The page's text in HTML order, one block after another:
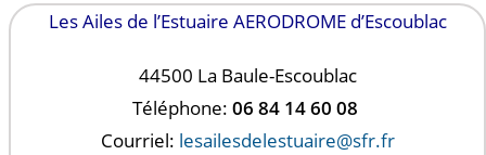
Les Ailes de l’Estuaire AERODROME d’Escoublac
44500 La Baule-Escoublac
Téléphone: 06 84 14 60 08
Courriel: lesailesdelestuaire@sfr.fr